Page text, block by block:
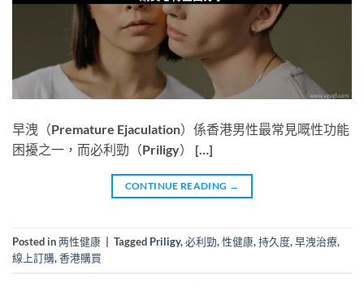
早洩（Premature Ejaculation）係香港男性最常見嘅性功能
困擾之一，而必利勁（Priligy） […]
CONTINUE READING →
Posted in两性健康 Tagged Priligy,必利勁,性健康,持久度,早洩治療,
線上訂購,香港購買